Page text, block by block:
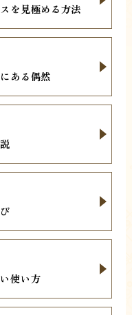
を見極める方法
ある偶然
使い方